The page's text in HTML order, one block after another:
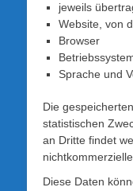
jeweils
Website, von
Browser
Sprache und
Die
statistischen
an Dritte findet
Diese Daten